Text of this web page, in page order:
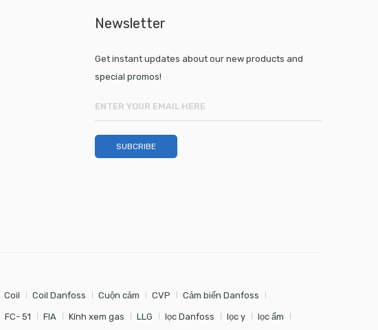
Newsletter
Get instant updates about our new products and
special promos!
Coil Coil Danfoss Cuộn cảm CVP Cảm biến Danfoss
FC- 51 FIA Kính xem gas LLG lọc Danfoss lọc y lọc ẩm